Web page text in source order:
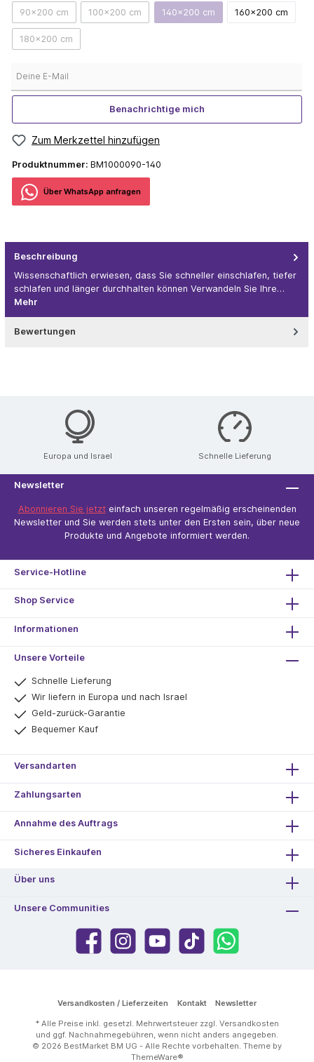
90x200 cm 100x200 cm 140x200 cm 160x200 cm
180x200 cm
Benachrichtige mich
Zum Merkzettel hinzufügen
Produktnummer: BM1000090-140
Über WhatѕApp anfragеn
Beschreibung
Wissenschaftlich erwiesen, dass Sie schneller einschlafen, tiefer
schlafen und länger durchhalten können Verwandeln Sie Ihre…
Mehr
Bewertungen
Europa und Israel Schnelle Lieferung
Newsletter
Abonnieren Sie jetzteinfach unseren regelmäßig erscheinenden
Newsletter und Sie werden stets unter den Ersten sein, über neue
Produkte und Angebote informiert werden.
Service-Hotline
Shop Service
Informationen
Unsere Vorteile
Schnelle Lieferung
Wir liefern in Europa und nach Israel
Geld-zurück-Garantie
Bequemer Kauf
Versandarten
Zahlungsarten
Annahme des Auftrags
Sicheres Einkaufen
Über uns
Unsere Communities
Versandkosten / Lieferzeiten Kontakt Newsletter
* Alle Preise inkl. gesetzl. Mehrwertsteuer zzgl. Versandkosten
und ggf. Nachnahmegebühren, wenn nicht anders angegeben.
© 2026 BestMarket BM UG - Alle Rechte vorbehalten. Theme by
ThemeWare®